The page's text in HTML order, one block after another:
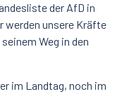
der AfD in
werden unsere Kräfte
Weg in den
im Landtag, noch im